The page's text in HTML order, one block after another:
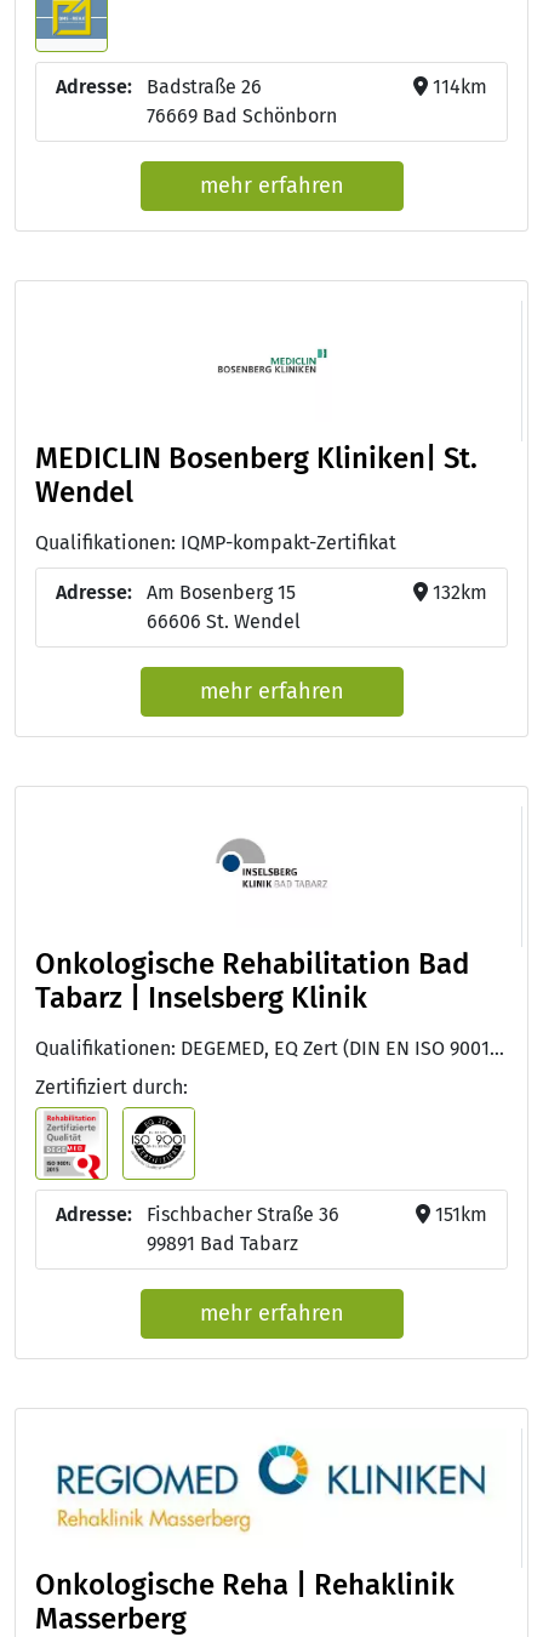
Adresse:
Badstraße 26
76669 Bad Schönborn
114km
mehr erfahren
MEDICLIN Bosenberg Kliniken| St.
Wendel
Qualifikationen: IQMP-kompakt-Zertifikat
Adresse:
Am Bosenberg 15
66606 St. Wendel
132km
mehr erfahren
Onkologische Rehabilitation Bad
Tabarz | Inselsberg Klinik
Qualifikationen: DEGEMED, EQ Zert (DIN EN ISO 9001:2015)
Zertifiziert durch:
Adresse:
Fischbacher Straße 36
99891 Bad Tabarz
151km
mehr erfahren
Onkologische Reha | Rehaklinik
Masserberg